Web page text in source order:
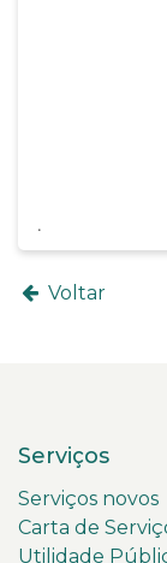
Voltar
Serviços
Serviços novos
Carta de
Utilidade